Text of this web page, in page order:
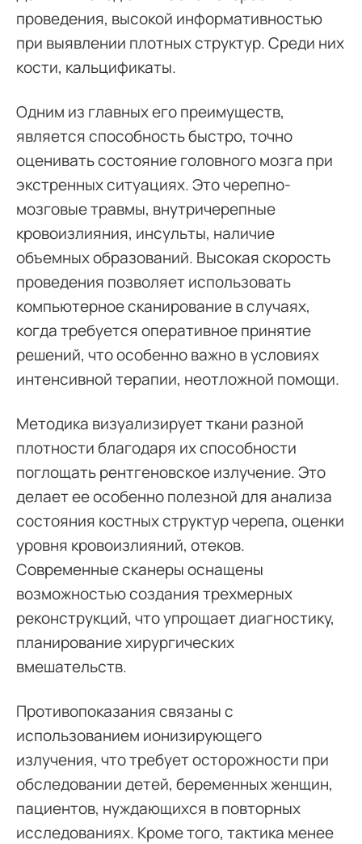
проведения, высокой информативностью
при выявлении плотных структур. Среди них
кости, кальцификаты.
Одним из главных его преимуществ,
является способность быстро, точно
оценивать состояние головного мозга при
экстренных ситуациях. Это черепно-
мозговые травмы, внутричерепные
кровоизлияния, инсульты, наличие
объемных образований. Высокая скорость
проведения позволяет использовать
компьютерное сканирование в случаях,
когда требуется оперативное принятие
решений, что особенно важно в условиях
интенсивной терапии, неотложной помощи.
Методика визуализирует ткани разной
плотности благодаря их способности
поглощать рентгеновское излучение. Это
делает ее особенно полезной для анализа
состояния костных структур черепа, оценки
уровня кровоизлияний, отеков.
Современные сканеры оснащены
возможностью создания трехмерных
реконструкций, что упрощает диагностику,
планирование хирургических
вмешательств.
Противопоказания связаны с
использованием ионизирующего
излучения, что требует осторожности при
обследовании детей, беременных женщин,
пациентов, нуждающихся в повторных
исследованиях. Кроме того, тактика менее